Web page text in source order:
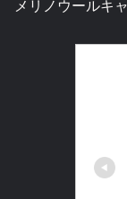
メリノウールキ